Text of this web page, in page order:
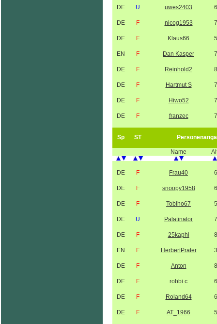
DE U uwes2403
DE F nicog1953
DE F Klaus66
EN F Dan Kasper
DE F Reinhold2
DE F Hartmut S
DE F Hiwo52
DE F franzec
Sp ST
Name
DE F Frau40
DE F snoopy1958
DE F Tobiho67
DE U Palatinator
DE F 25kaphi
EN F HerbertPrater
DE F Anton
DE F robbi.c
DE F Roland64
DE F AT_1966